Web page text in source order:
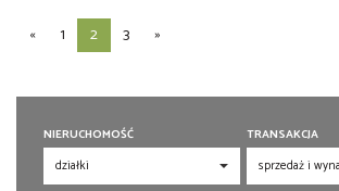
« 1 2 3 »
NIERUCHOMOŚĆ TRANSAKCJA